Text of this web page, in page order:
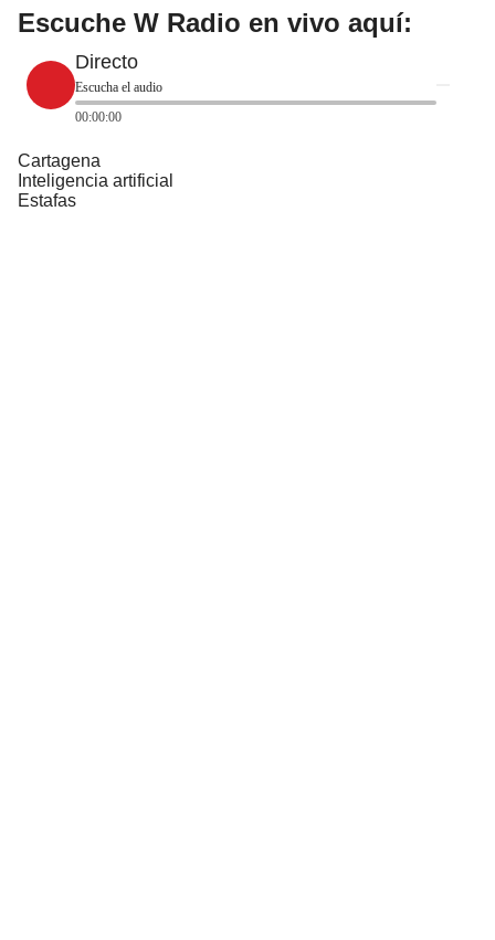
Escuche W Radio en vivo aquí:
Directo
Escucha el audio
00:00:00
Cartagena
Inteligencia artificial
Estafas